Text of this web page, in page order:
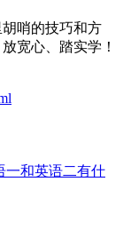
哨的技巧和方
宽心、踏实学！
一和英语二有什